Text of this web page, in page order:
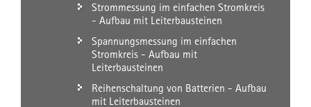
Strommessung im einfachen Stromkreis
- Aufbau mit Leiterbausteinen
Spannungsmessung im einfachen
Stromkreis - Aufbau mit
Leiterbausteinen
Reihenschaltung von Batterien - Aufbau
mit Leiterbausteinen